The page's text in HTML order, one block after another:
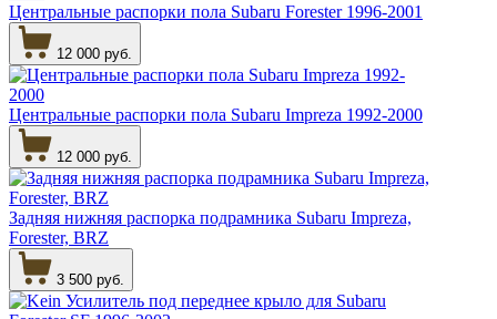
Центральные распорки пола Subaru Forester 1996-2001
12 000 руб.
Центральные распорки пола Subaru Impreza 1992-2000
12 000 руб.
Задняя нижняя распорка подрамника Subaru Impreza,
Forester, BRZ
3 500 руб.